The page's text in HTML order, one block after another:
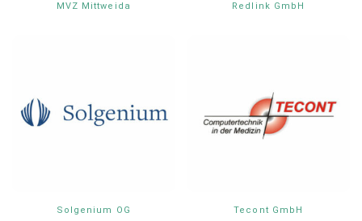
MVZ Mittweida Redlink GmbH
Solgenium OG Tecont GmbH